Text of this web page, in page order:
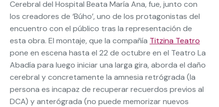
Cerebral del Hospital Beata María Ana, fue, junto con
los creadores de ‘Búho’, uno de los protagonistas del
encuentro con el público tras la representación de
esta obra. El montaje, que la compañía Titzina Teatro
pone en escena hasta el 22 de octubre en el Teatro La
Abadía para luego iniciar una larga gira, aborda el daño
cerebral y concretamente la amnesia retrógrada (la
persona es incapaz de recuperar recuerdos previos al
DCA) y anterógrada (no puede memorizar nuevos